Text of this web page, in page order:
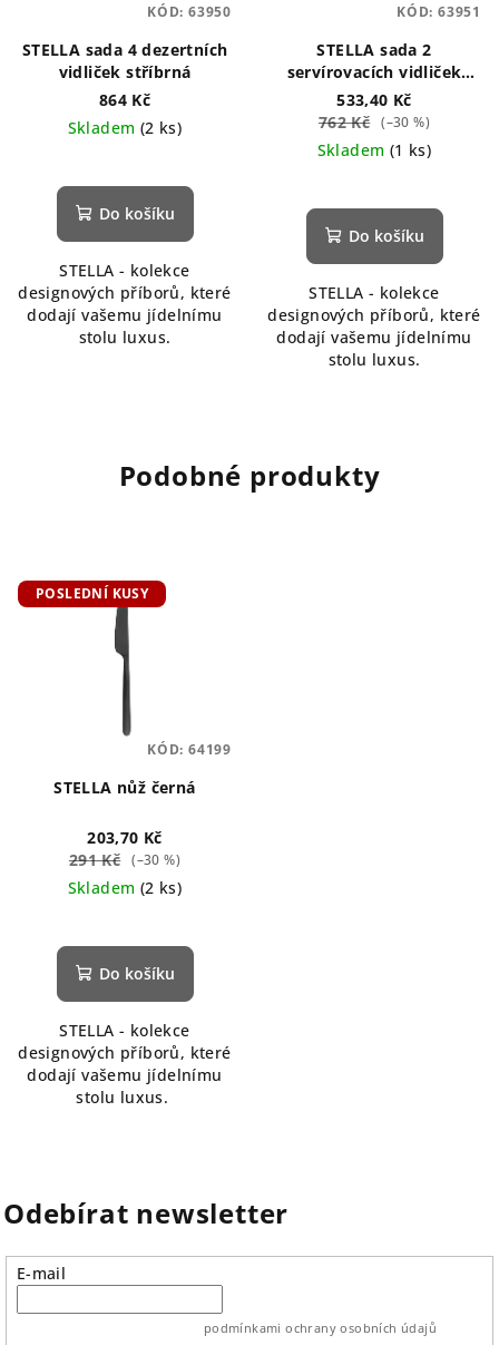
STELLA sada 4 dezertních
vidliček stříbrná
864 Kč
Skladem (2 ks)
Do košíku
STELLA - kolekce
designových příborů, které
dodají vašemu jídelnímu
stolu luxus.
KÓD: 63950
STELLA sada 2
servírovacích vidliček
stříbrná
533,40 Kč
762 Kč (–30 %)
Skladem (1 ks)
Do košíku
STELLA - kolekce
designových příborů, které
dodají vašemu jídelnímu
stolu luxus.
KÓD: 63951
Podobné produkty
POSLEDNÍ KUSY
STELLA nůž černá
203,70 Kč
291 Kč (–30 %)
Skladem (2 ks)
Do košíku
STELLA - kolekce
designových příborů, které
dodají vašemu jídelnímu
stolu luxus.
KÓD: 64199
Odebírat newsletter
E-mail
podmínkami ochrany osobních údajů